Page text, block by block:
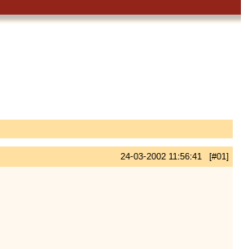
24-03-2002 11:56:41 [#01]